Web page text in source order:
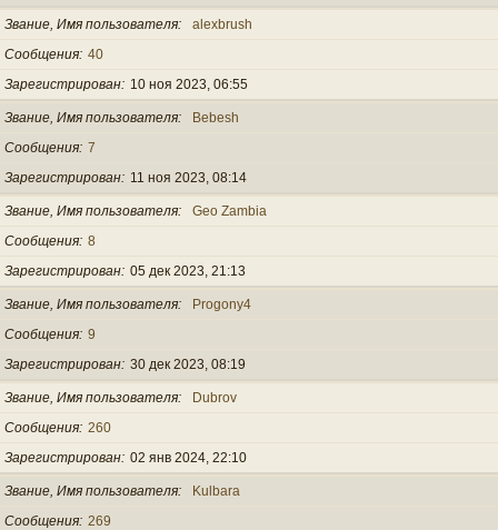
Звание, Имя пользователя
alexbrush
Сообщения 40
Зарегистрирован
10 ноя 2023, 06:55
Звание, Имя пользователя
Bebesh
Сообщения 7
Зарегистрирован
11 ноя 2023, 08:14
Звание, Имя пользователя
Geo Zambia
Сообщения 8
Зарегистрирован 05 дек 2023, 21:13
Звание, Имя пользователя
Progony4
Сообщения 9
Зарегистрирован 30 дек 2023, 08:19
Звание, Имя пользователя
Dubrov
Сообщения 260
Зарегистрирован 02 янв 2024, 22:10
Звание, Имя пользователя
Kulbara
Сообщения 269